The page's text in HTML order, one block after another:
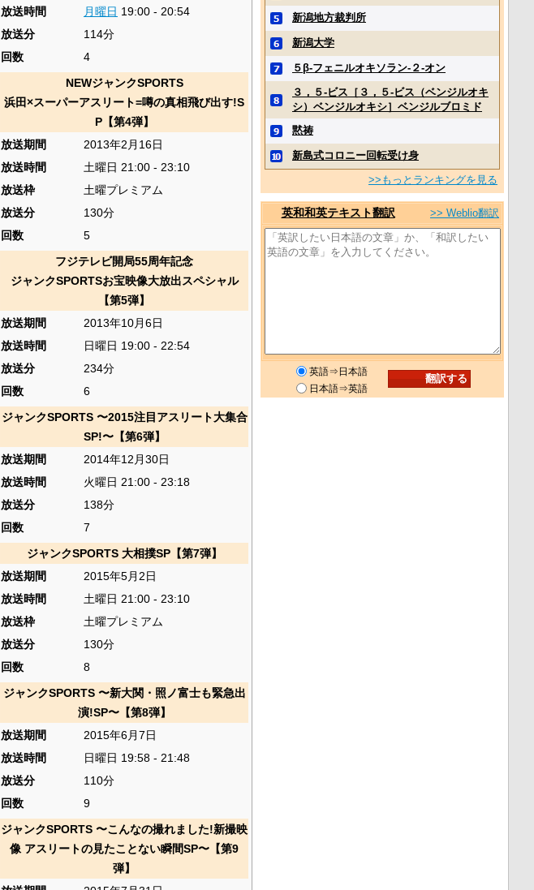
放送時間
月曜日 19:00 - 20:54
放送分
114分
回数
4
NEWジャンクSPORTS
浜田×スーパーアスリート=噂の真相飛び出す!S
P【第4弾】
放送期間
2013年2月16日
放送時間
土曜日 21:00 - 23:10
放送枠
土曜プレミアム
放送分
130分
回数
5
フジテレビ開局55周年記念
ジャンクSPORTSお宝映像大放出スペシャル
【第5弾】
放送期間
2013年10月6日
放送時間
日曜日 19:00 - 22:54
放送分
234分
回数
6
ジャンクSPORTS 〜2015注目アスリート大集合
SP!〜【第6弾】
放送期間
2014年12月30日
放送時間
火曜日 21:00 - 23:18
放送分
138分
回数
7
ジャンクSPORTS 大相撲SP【第7弾】
放送期間
2015年5月2日
放送時間
土曜日 21:00 - 23:10
放送枠
土曜プレミアム
放送分
130分
回数
8
ジャンクSPORTS 〜新大関・照ノ富士も緊急出
演!SP〜【第8弾】
放送期間
2015年6月7日
放送時間
日曜日 19:58 - 21:48
放送分
110分
回数
9
ジャンクSPORTS 〜こんなの撮れました!新撮映
像 アスリートの見たことない瞬間SP〜【第9
弾】
新潟地方裁判所
新潟大学
５β‐フェニルオキソラン‐２‐オン
３，５‐ビス［３，５‐ビス（ベンジルオキ
シ）ベンジルオキシ］ベンジルブロミド
黙祷
新島式コロニー回転受け身
>>もっとランキングを見る
英和和英テキスト翻訳 >> Weblio翻訳
英語⇒日本語
日本語⇒英語